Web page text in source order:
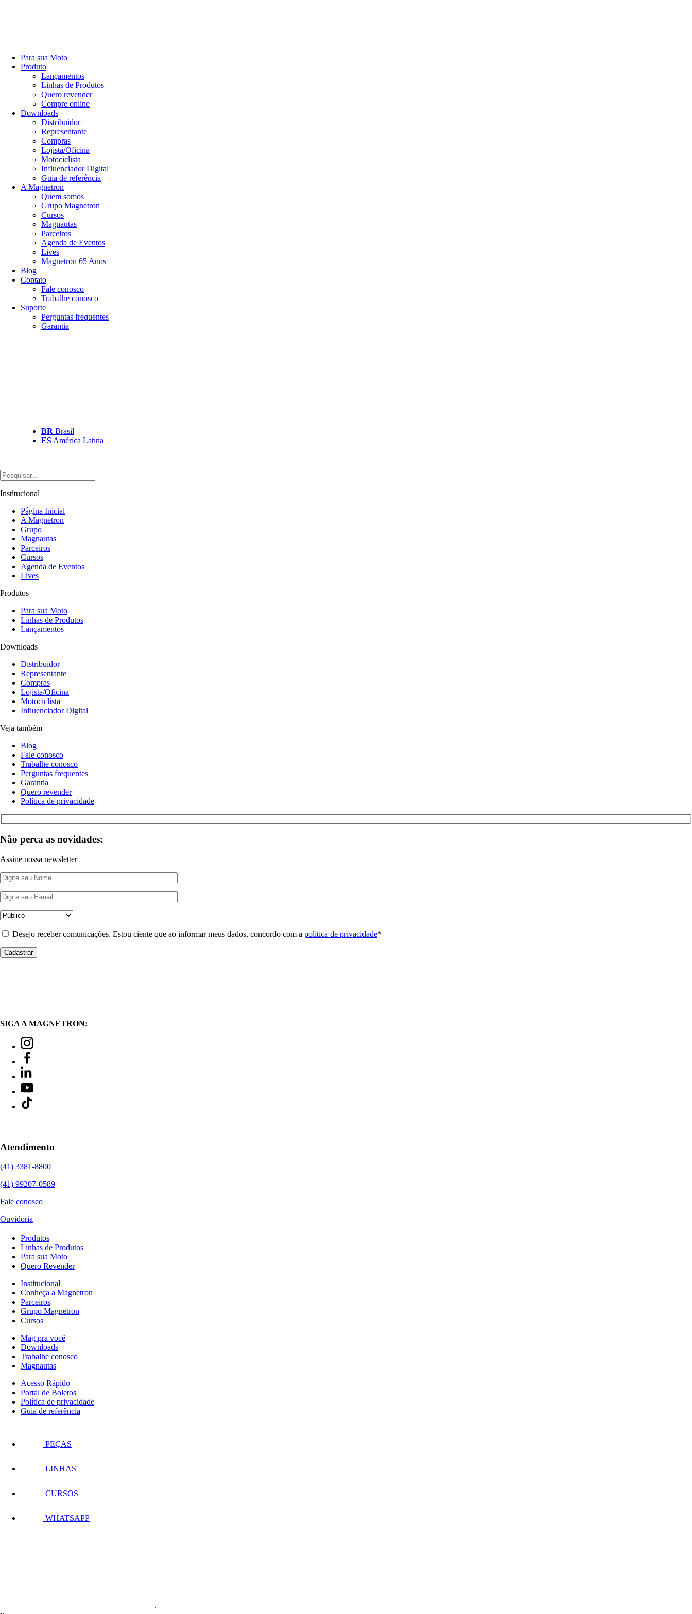
Para sua Moto
Produto
Lançamentos
Linhas de Produtos
Quero revender
Compre online
Downloads
Distribuidor
Representante
Compras
Lojista/Oficina
Motociclista
Influenciador Digital
Guia de referência
A Magnetron
Quem somos
Grupo Magnetron
Cursos
Magnautas
Parceiros
Agenda de Eventos
Lives
Magnetron 65 Anos
Blog
Contato
Fale conosco
Trabalhe conosco
Suporte
Perguntas frequentes
Garantia
BR Brasil
ES América Latina
Institucional
Página Inicial
A Magnetron
Grupo
Magnautas
Parceiros
Cursos
Agenda de Eventos
Lives
Produtos
Para sua Moto
Linhas de Produtos
Lançamentos
Downloads
Distribuidor
Representante
Compras
Lojista/Oficina
Motociclista
Influenciador Digital
Veja também
Blog
Fale conosco
Trabalhe conosco
Perguntas frequentes
Garantia
Quero revender
Política de privacidade
Não perca as novidades:
Assine nossa newsletter
Desejo receber comunicações. Estou ciente que ao informar meus dados, concordo com a política de privacidade*
SIGA A MAGNETRON:
Atendimento
(41) 3381-8800
(41) 99207-0589
Fale conosco
Ouvidoria
Produtos
Linhas de Produtos
Para sua Moto
Quero Revender
Institucional
Conheça a Magnetron
Parceiros
Grupo Magnetron
Cursos
Mag pra você
Downloads
Trabalhe conosco
Magnautas
Acesso Rápido
Portal de Boletos
Política de privacidade
Guia de referência
PEÇAS
LINHAS
CURSOS
WHATSAPP
.